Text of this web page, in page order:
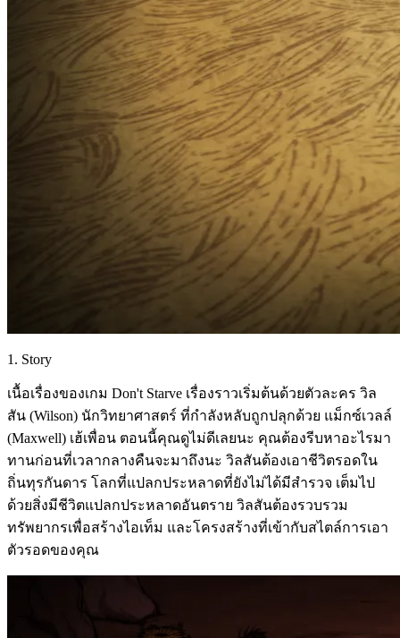
1. Story
เนื้อเรื่องของเกม Don't Starve เรื่องราวเริ่มต้นด้วยตัวละคร วิล
สัน (Wilson) นักวิทยาศาสตร์ ที่กำลังหลับถูกปลุกด้วย แม็กซ์เวลล์
(Maxwell) เฮ้เพื่อน ตอนนี้คุณดูไม่ดีเลยนะ คุณต้องรีบหาอะไรมา
ทานก่อนที่เวลากลางคืนจะมาถึงนะ วิลสันต้องเอาชีวิตรอดใน
ถิ่นทุรกันดาร โลกที่แปลกประหลาดที่ยังไม่ได้มีสำรวจ เต็มไป
ด้วยสิ่งมีชีวิตแปลกประหลาดอันตราย วิลสันต้องรวบรวม
ทรัพยากรเพื่อสร้างไอเท็ม และโครงสร้างที่เข้ากับสไตล์การเอา
ตัวรอดของคุณ